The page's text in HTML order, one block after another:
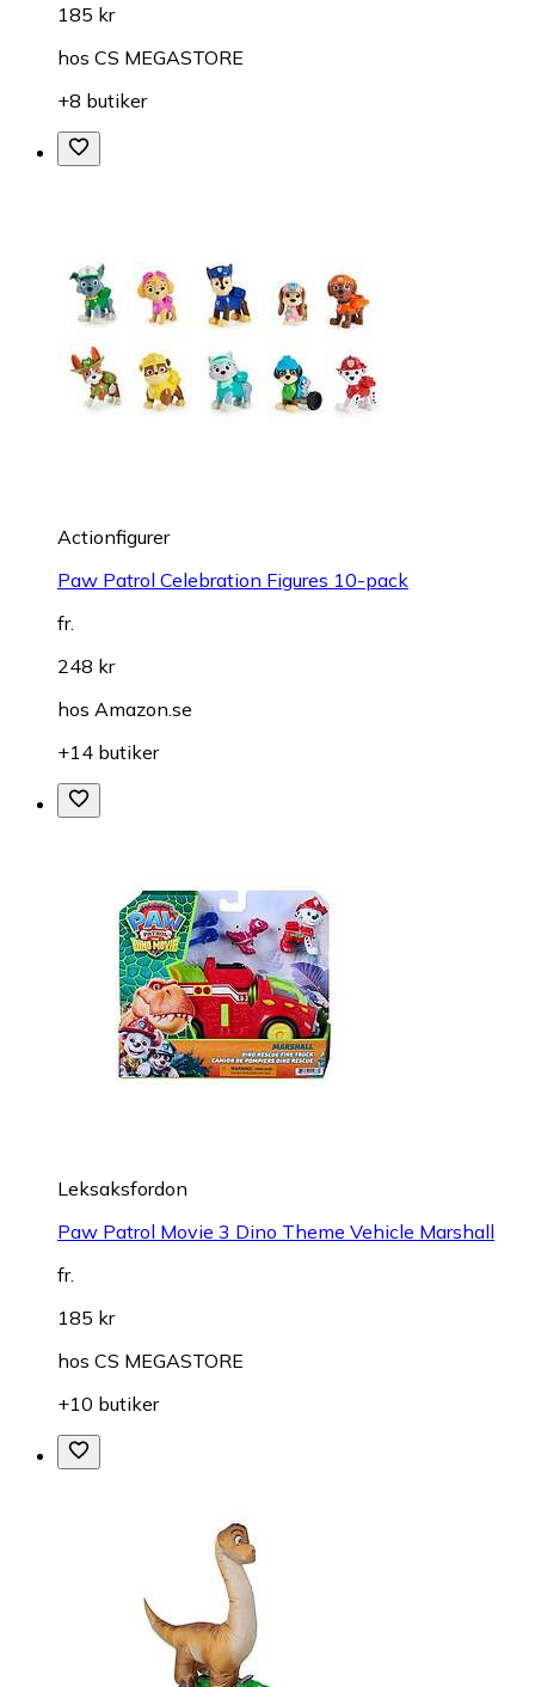
185 kr
hos CS MEGASTORE
+8 butiker
Actionfigurer
Paw Patrol Celebration Figures 10-pack
fr.
248 kr
hos Amazon.se
+14 butiker
Leksaksfordon
Paw Patrol Movie 3 Dino Theme Vehicle Marshall
fr.
185 kr
hos CS MEGASTORE
+10 butiker